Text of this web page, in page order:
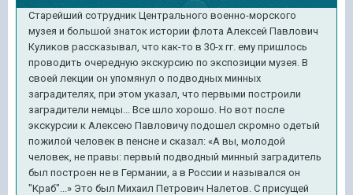
Старейший сотрудник Центрального военно-морского
музея и большой знаток истории флота Алексей Павлович
Куликов рассказывал, что как-то в 30-х гг. ему пришлось
проводить очередную экскурсию по экспозиции музея. В
своей лекции он упомянул о подводных минных
заградителях, при этом указал, что первыми построили
заградители немцы... Все шло хорошо. Но вот после
экскурсии к Алексею Павловичу подошел скромно одетый
пожилой человек в пенсне и сказал: «А вы, молодой
человек, не правы: первый подводный минный заградитель
был построен не в Германии, а в России и назывался он
"Краб"...» Это был Михаил Петрович Налетов. С присущей